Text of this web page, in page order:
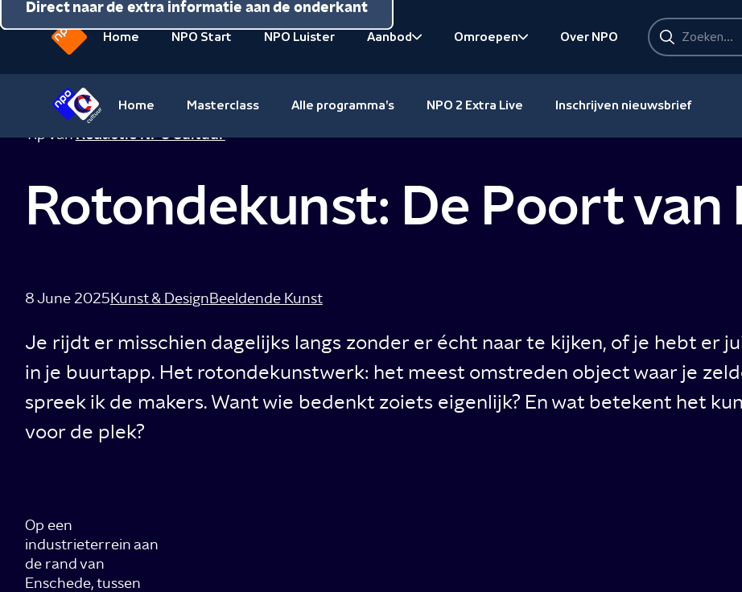
Direct naar de inhoud
Direct naar de hoofdnavigatie
Direct naar de extra informatie aan de onderkant
beginpagina
van
Home NPO Start NPO Luister
Aanbod
Omroepen
Over NPO
Zoeken
Zoeken
van
NPO
Cultuur
Home Masterclass Alle programma's NPO 2 Extra Live Inschrijven nieuwsbrief
Tip vanRedactie NPO Cultuur
Rotondekunst: De Poort van
8 June 2025Kunst & DesignBeeldende Kunst
Je rijdt er misschien dagelijks langs zonder er écht naar te kijken, of je hebt er
in je buurtapp. Het rotondekunstwerk: het meest omstreden object waar je
spreek ik de makers. Want wie bedenkt zoiets eigenlijk? En wat betekent het
voor de plek?
Op een
industrieterrein aan
de rand van
Enschede, tussen